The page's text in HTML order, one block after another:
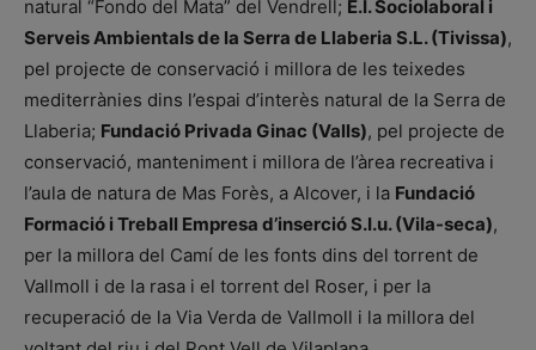
natural “Fondo del Mata” del Vendrell; E.I. Sociolaboral i
Serveis Ambientals de la Serra de Llaberia S.L. (Tivissa),
pel projecte de conservació i millora de les teixedes
mediterrànies dins l’espai d’interès natural de la Serra de
Llaberia; Fundació Privada Ginac (Valls), pel projecte de
conservació, manteniment i millora de l’àrea recreativa i
l’aula de natura de Mas Forès, a Alcover, i la Fundació
Formació i Treball Empresa d’inserció S.I.u. (Vila-seca),
per la millora del Camí de les fonts dins del torrent de
Vallmoll i de la rasa i el torrent del Roser, i per la
recuperació de la Via Verda de Vallmoll i la millora del